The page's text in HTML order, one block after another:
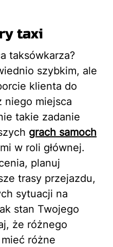
taxi
taksówkarza?
szybkim, ale
klienta do
niego miejsca
takie zadanie
grach samoch
w roli głównej.
planuj
trasy przejazdu,
sytuacji na
stan Twojego
że różnego
różne